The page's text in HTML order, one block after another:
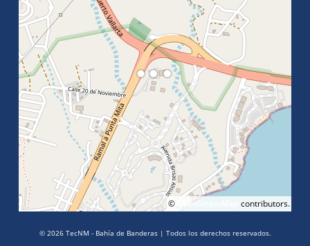
© OpenStreetMap contributors.
© 2026 TecNM - Bahía de Banderas | Todos los derechos reservados.